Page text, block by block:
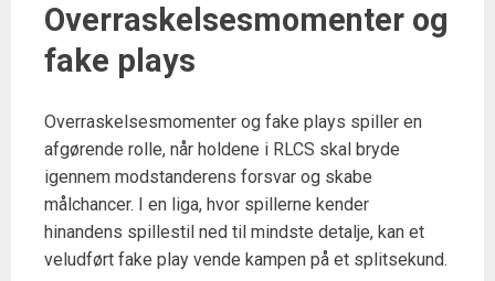
Overraskelsesmomenter og
fake plays
Overraskelsesmomenter og fake plays spiller en
afgørende rolle, når holdene i RLCS skal bryde
igennem modstanderens forsvar og skabe
målchancer. I en liga, hvor spillerne kender
hinandens spillestil ned til mindste detalje, kan et
veludført fake play vende kampen på et splitsekund.